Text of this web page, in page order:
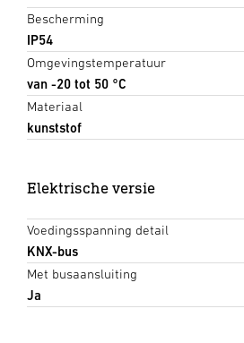
Bescherming
IP54
Omgevingstemperatuur
van -20 tot 50 °C
Materiaal
kunststof
Elektrische versie
Voedingsspanning detail
KNX-bus
Met busaansluiting
Ja